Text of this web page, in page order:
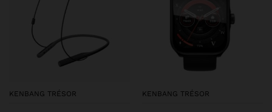
KENBANG TRÉSOR KENBANG TRÉSOR